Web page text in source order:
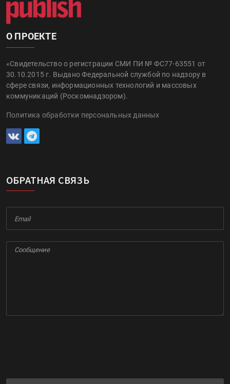
О ПРОЕКТЕ
«Свидетельство о регистрации СМИ ПИ № ФС77-63551 от
30.10.2015 г. Выдано Федеральной службой по надзору в
сфере связи, информационных технологий и массовых
коммуникаций (Роскомнадзором).
Политика обработки персональных данных
ОБРАТНАЯ СВЯЗЬ